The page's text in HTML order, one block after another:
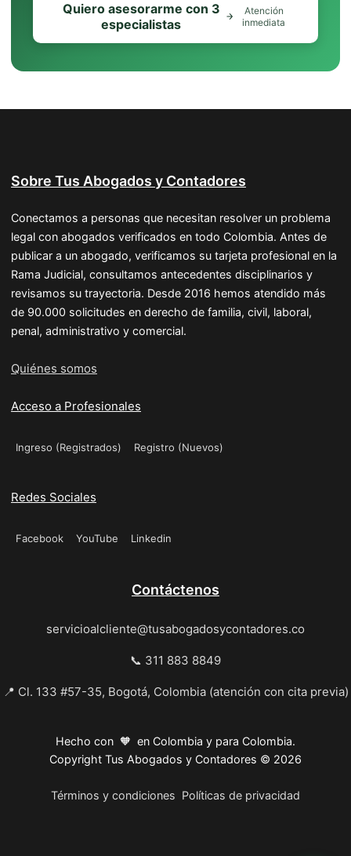
Quiero asesorarme con 3
especialistas
Atención
inmediata
Sobre Tus Abogados y Contadores
Conectamos a personas que necesitan resolver un problema
legal con abogados verificados en todo Colombia. Antes de
publicar a un abogado, verificamos su tarjeta profesional en la
Rama Judicial, consultamos antecedentes disciplinarios y
revisamos su trayectoria. Desde 2016 hemos atendido más
de 90.000 solicitudes en derecho de familia, civil, laboral,
penal, administrativo y comercial.
Quiénes somos
Acceso a Profesionales
Ingreso (Registrados) Registro (Nuevos)
Redes Sociales
Facebook YouTube Linkedin
Contáctenos
servicioalcliente@tusabogadosycontadores.co
📞 311 883 8849
📍 Cl. 133 #57-35, Bogotá, Colombia (atención con cita previa)
Hecho con 🧡 en Colombia y para Colombia.
Copyright Tus Abogados y Contadores © 2026
Términos y condiciones Políticas de privacidad